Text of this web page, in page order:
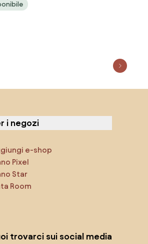
E ALLUNGABILE TAVOLO
i negozi
e-shop
Pixel
Star
Room
trovarci sui social media